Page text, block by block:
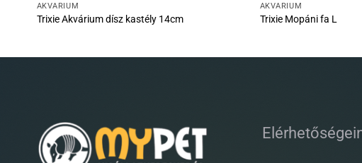
AKVÁRIUM
Trixie Akvárium dísz kastély 14cm
AKVÁRIUM
Trixie Mopáni fa L